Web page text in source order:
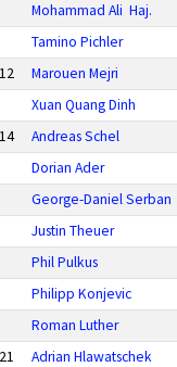
Mohammad Ali Haj.
Tamino Pichler
12
Marouen Mejri
Xuan Quang Dinh
14
Andreas Schel
Dorian Ader
George-Daniel Serban
Justin Theuer
Phil Pulkus
Philipp Konjevic
Roman Luther
21
Adrian Hlawatschek